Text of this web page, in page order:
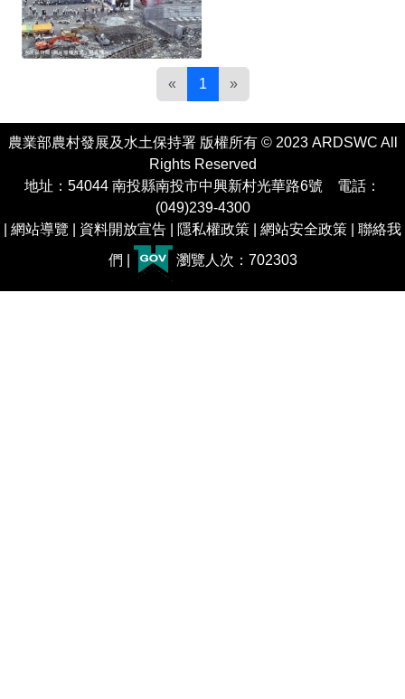
« 1 »
農業部農村發展及水土保持署 版權所有 © 2023 ARDSWC All
Rights Reserved
地址：54044 南投縣南投市中興新村光華路6號 電話：
(049)239-4300
網站導覽 資料開放宣告 隱私權政策 網站安全政策 聯絡我
們 瀏覽人次：702303